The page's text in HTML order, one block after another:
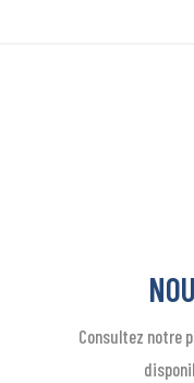
Consultez notre